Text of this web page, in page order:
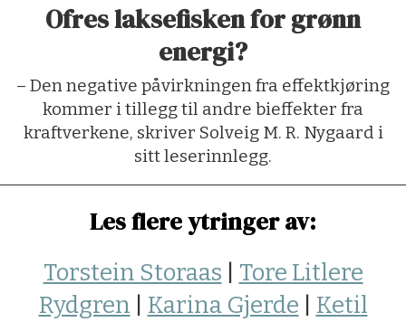
Ofres laksefisken for grønn
energi?
– Den negative påvirkningen fra effektkjøring
kommer i tillegg til andre bieffekter fra
kraftverkene, skriver Solveig M. R. Nygaard i
sitt leserinnlegg.
Les flere ytringer av:
Torstein Storaas
Tore Litlere
Rydgren
Karina Gjerde
Ketil